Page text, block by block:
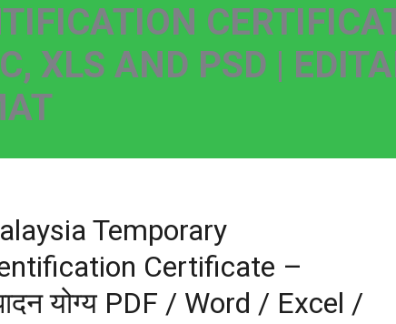
XLS AND PSD |
Temporary
Certificate –
योग्य PDF / Word / Excel /